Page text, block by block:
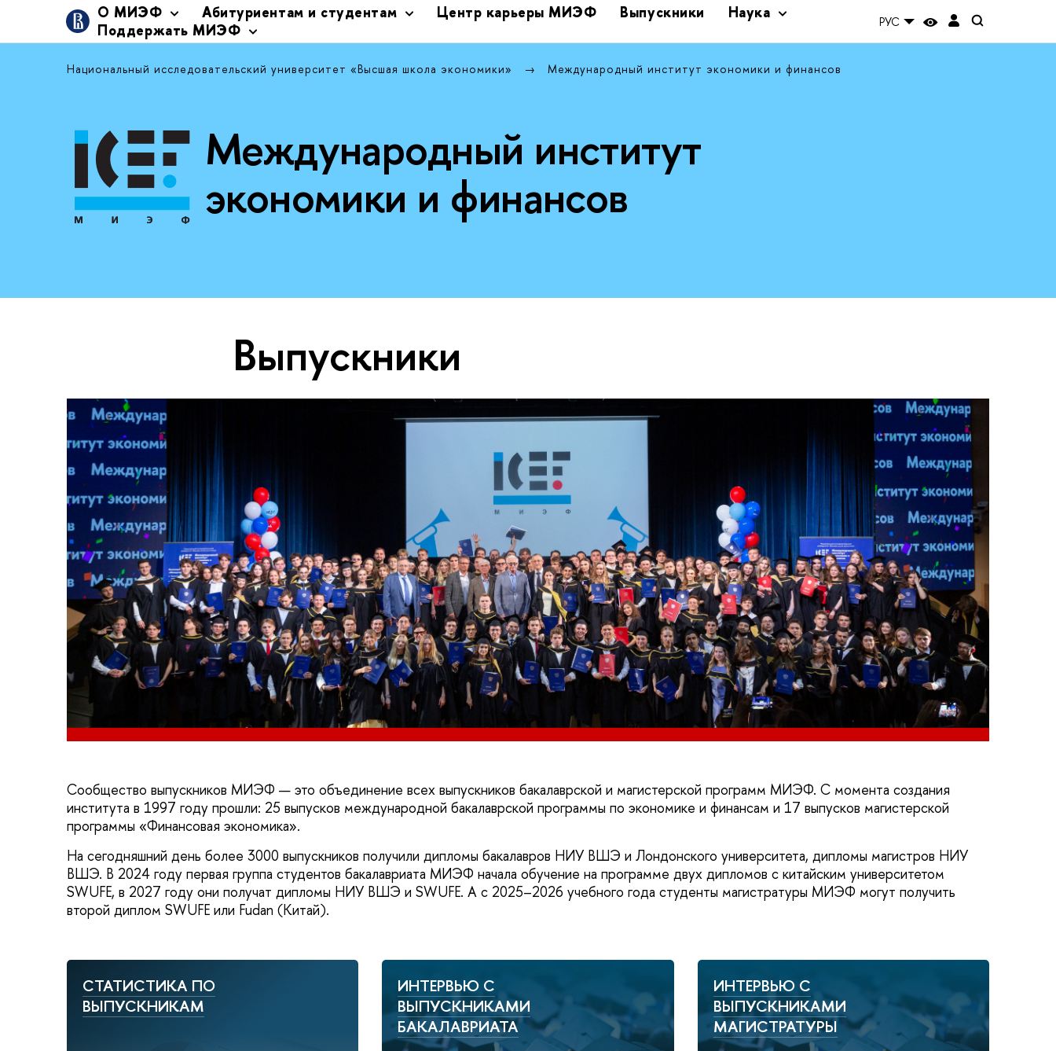
О МИЭФ Абитуриентам и студентам Центр карьеры МИЭФ Выпускники
Наука
Поддержать МИЭФ
РУС
Национальный исследовательский университет «Высшая школа экономики» Международный институт экономики и финансов
Международный институт
экономики и финансов
Выпускники
Сообщество выпускников МИЭФ — это объединение всех выпускников бакалаврской и магистерской программ МИЭФ. С момента создания
института в 1997 году прошли: 25 выпусков международной бакалаврской программы по экономике и финансам и 17 выпусков магистерской
программы «Финансовая экономика».
На сегодняшний день более 3000 выпускников получили дипломы бакалавров НИУ ВШЭ и Лондонского университета, дипломы магистров НИУ
ВШЭ. В 2024 году первая группа студентов бакалавриата МИЭФ начала обучение на программе двух дипломов с китайским университетом
SWUFE, в 2027 году они получат дипломы НИУ ВШЭ и SWUFE. А с 2025–2026 учебного года студенты магистратуры МИЭФ могут получить
второй диплом SWUFE или Fudan (Китай).
СТАТИСТИКА ПО
ВЫПУСКНИКАМ
ИНТЕРВЬЮ С
ВЫПУСКНИКАМИ
БАКАЛАВРИАТА
ИНТЕРВЬЮ С
ВЫПУСКНИКАМИ
МАГИСТРАТУРЫ